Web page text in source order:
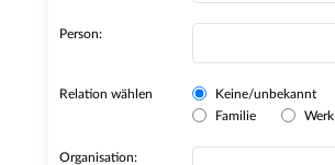
Person:
Relation wählen Keine/unbekannt
Familie
Werk
Organisation: